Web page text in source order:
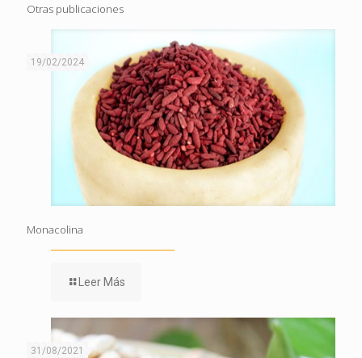
Otras publicaciones
19/02/2024
Monacolina
Leer Más
31/08/2021